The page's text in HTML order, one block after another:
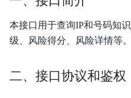
控
AFD
本接口用于查询IP和号码知
级、风险得分、风险详情等。
二、接口协议和鉴权